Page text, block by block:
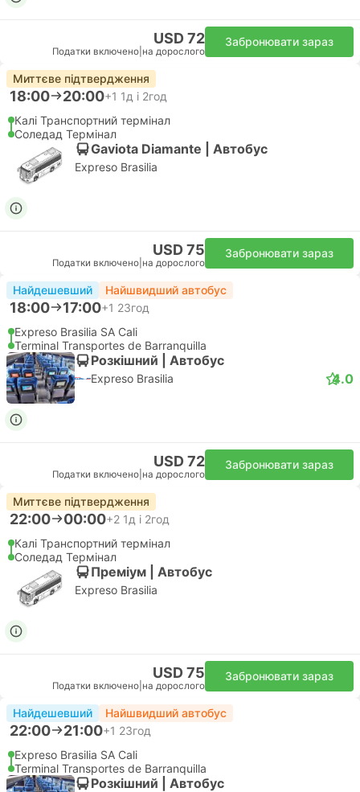
USD 72
Податки включено на дорослого
Забронювати зараз
Миттєве підтвердження
18:00 20:00+1 1д і 2год
Калі Транспортний термінал
Соледад Термінал
Gaviota Diamante | Автобус
Expreso Brasilia
USD 75
Податки включено на дорослого
Забронювати зараз
Найдешевший Найшвидший автобус
18:00 17:00+1 23год
Expreso Brasilia SA Cali
Terminal Transportes de Barranquilla
Розкішний | Автобус
Expreso Brasilia 4.0
USD 72
Податки включено на дорослого
Забронювати зараз
Миттєве підтвердження
22:00 00:00+2 1д і 2год
Калі Транспортний термінал
Соледад Термінал
Премiум | Автобус
Expreso Brasilia
USD 75
Податки включено на дорослого
Забронювати зараз
Найдешевший Найшвидший автобус
22:00 21:00+1 23год
Expreso Brasilia SA Cali
Terminal Transportes de Barranquilla
Розкішний | Автобус